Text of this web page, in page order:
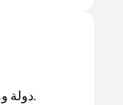
دولة ومقاطعة في جميع أنحاء العالم.